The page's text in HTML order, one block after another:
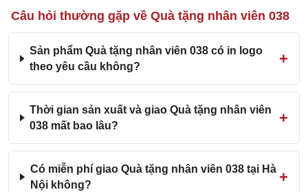
Câu hỏi thường gặp về Quà tặng nhân viên 038
Sản phẩm Quà tặng nhân viên 038 có in logo
theo yêu cầu không?
Thời gian sản xuất và giao Quà tặng nhân viên
038 mất bao lâu?
Có miễn phí giao Quà tặng nhân viên 038 tại Hà
Nội không?